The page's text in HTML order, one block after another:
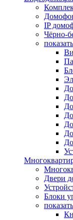
IP
Чёрно-
Двери
Блоки